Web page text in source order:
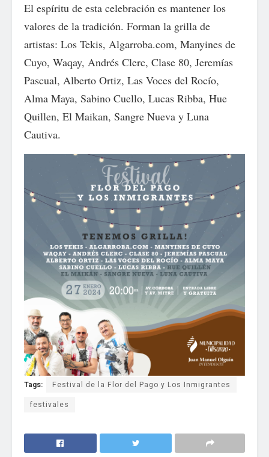
El espíritu de esta celebración es mantener los
valores de la tradición. Forman la grilla de
artistas: Los Tekis, Algarroba.com, Manyines de
Cuyo, Waqay, Andrés Clerc, Clase 80, Jeremías
Pascual, Alberto Ortiz, Las Voces del Rocío,
Alma Maya, Sabino Cuello, Lucas Ribba, Hue
Quillen, El Maikan, Sangre Nueva y Luna
Cautiva.
Tags:
Festival de la Flor del Pago y Los Inmigrantes
festivales